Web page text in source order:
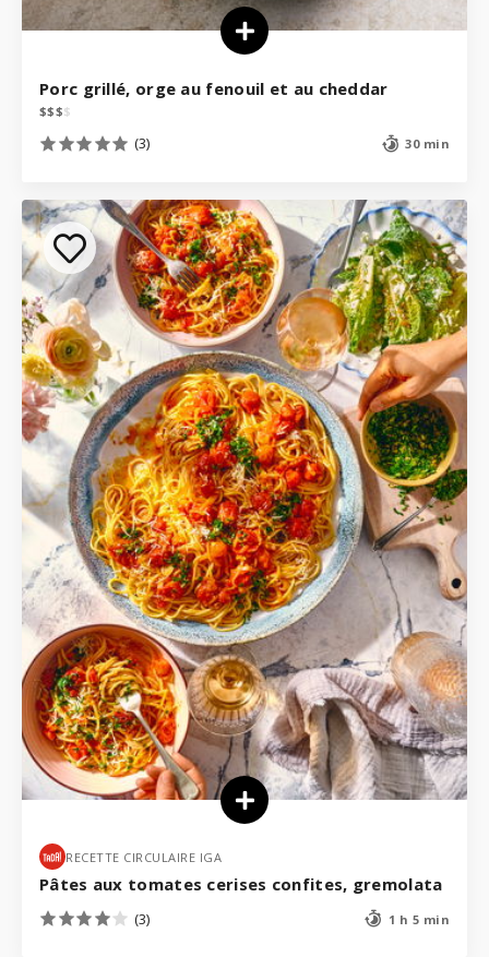
Porc grillé, orge au fenouil et au cheddar
$$$$
(3) 30 min
RECETTE CIRCULAIRE IGA
Pâtes aux tomates cerises confites, gremolata
(3) 1 h 5 min